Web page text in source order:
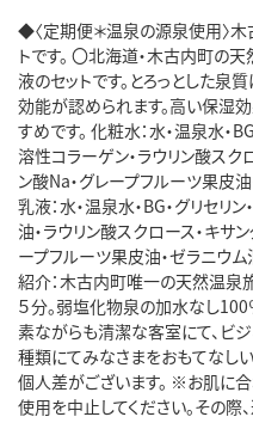
◆〈定期便＊温泉の源泉使用〉
トです。 〇北海道・木古内町の
液のセットです。とろっとした
効能が認められます。高い保湿
すめです。 化粧水：水・温泉水・
溶性コラーゲン・ラウリン酸スク
ン酸Na・グレープフルーツ果皮
乳液：水・温泉水・BG・グリセリ
油・ラウリン酸スクロース・キサ
ープフルーツ果皮油・ゼラニウム
紹介：木古内町唯一の天然温泉
５分。弱塩化物泉の加水なし
素ながらも清潔な客室にて、ビジ
種類にてみなさまをおもてな
個人差がございます。 ※お肌に
使用を中止してください。その際